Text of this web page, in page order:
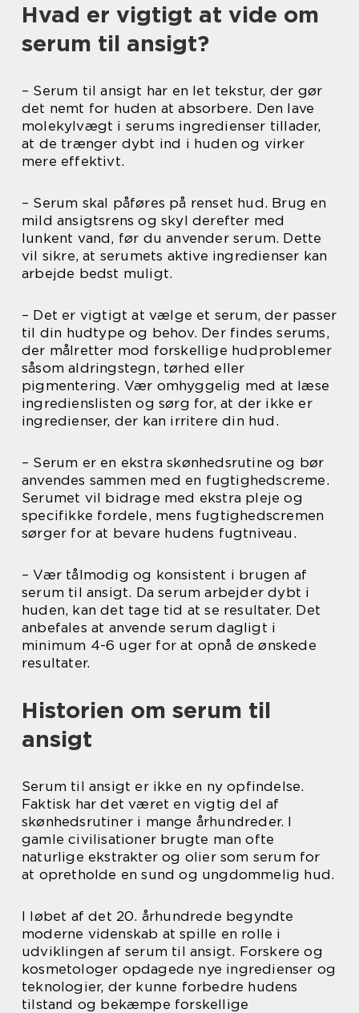
Hvad er vigtigt at vide om
serum til ansigt?
– Serum til ansigt har en let tekstur, der gør
det nemt for huden at absorbere. Den lave
molekylvægt i serums ingredienser tillader,
at de trænger dybt ind i huden og virker
mere effektivt.
– Serum skal påføres på renset hud. Brug en
mild ansigtsrens og skyl derefter med
lunkent vand, før du anvender serum. Dette
vil sikre, at serumets aktive ingredienser kan
arbejde bedst muligt.
– Det er vigtigt at vælge et serum, der passer
til din hudtype og behov. Der findes serums,
der målretter mod forskellige hudproblemer
såsom aldringstegn, tørhed eller
pigmentering. Vær omhyggelig med at læse
ingredienslisten og sørg for, at der ikke er
ingredienser, der kan irritere din hud.
– Serum er en ekstra skønhedsrutine og bør
anvendes sammen med en fugtighedscreme.
Serumet vil bidrage med ekstra pleje og
specifikke fordele, mens fugtighedscremen
sørger for at bevare hudens fugtniveau.
– Vær tålmodig og konsistent i brugen af
serum til ansigt. Da serum arbejder dybt i
huden, kan det tage tid at se resultater. Det
anbefales at anvende serum dagligt i
minimum 4-6 uger for at opnå de ønskede
resultater.
Historien om serum til
ansigt
Serum til ansigt er ikke en ny opfindelse.
Faktisk har det været en vigtig del af
skønhedsrutiner i mange århundreder. I
gamle civilisationer brugte man ofte
naturlige ekstrakter og olier som serum for
at opretholde en sund og ungdommelig hud.
I løbet af det 20. århundrede begyndte
moderne videnskab at spille en rolle i
udviklingen af serum til ansigt. Forskere og
kosmetologer opdagede nye ingredienser og
teknologier, der kunne forbedre hudens
tilstand og bekæmpe forskellige